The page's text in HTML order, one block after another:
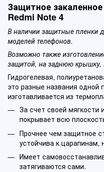
Защитное
Redmi Note 4
В наличии защитные пленки
моделей телефонов.
Возможно также
защитой, на заднюю крышку,
Гидрогелевая,
это разные названия одной
изготавливается из
За счет своей мягкости
покрывает всю
Прочнее чем защитное
устойчива к царапинам,
Имеет
затягиваются сами.